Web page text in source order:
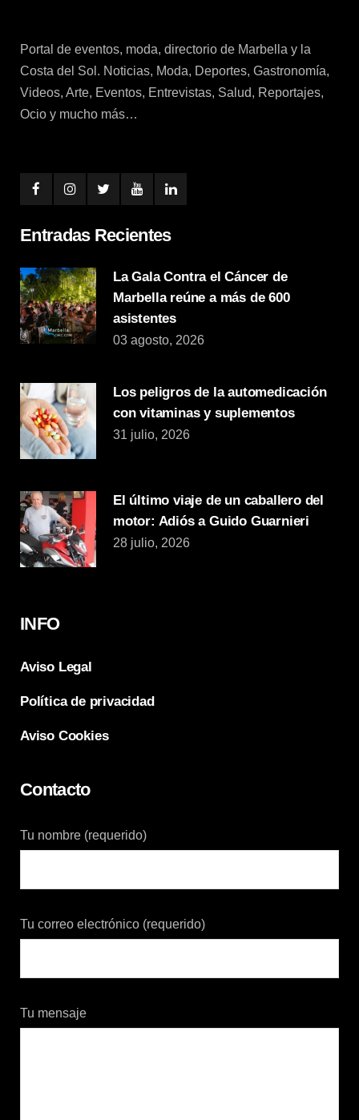
Portal de eventos, moda, directorio de Marbella y la
Costa del Sol. Noticias, Moda, Deportes, Gastronomía,
Videos, Arte, Eventos, Entrevistas, Salud, Reportajes,
Ocio y mucho más…
Entradas Recientes
La Gala Contra el Cáncer de
Marbella reúne a más de 600
asistentes
03 agosto, 2026
Los peligros de la automedicación
con vitaminas y suplementos
31 julio, 2026
El último viaje de un caballero del
motor: Adiós a Guido Guarnieri
28 julio, 2026
INFO
Aviso Legal
Política de privacidad
Aviso Cookies
Contacto
Tu nombre (requerido)
Tu correo electrónico (requerido)
Tu mensaje